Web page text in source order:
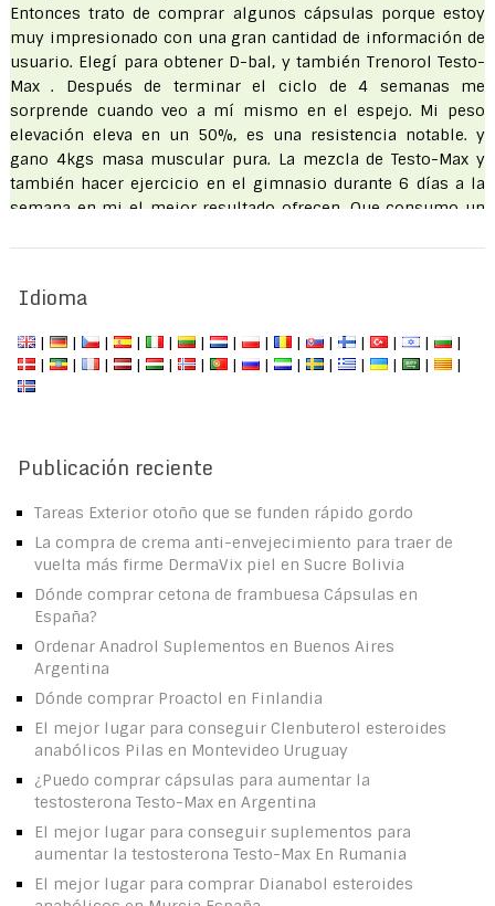
Entonces trato de comprar algunos cápsulas porque estoy
muy impresionado con una gran cantidad de información de
usuario. Elegí para obtener D-bal, y también Trenorol Testo-
Max . Después de terminar el ciclo de 4 semanas me
sorprende cuando veo a mí mismo en el espejo. Mi peso
elevación eleva en un 50%, es una resistencia notable. y
gano 4kgs masa muscular pura. La mezcla de Testo-Max y
también hacer ejercicio en el gimnasio durante 6 días a la
semana en mi el mejor resultado ofrecen. Que consumo un
Hamza
Idioma
| | | | | | | | | | | | |
|
|
| | | | | | | | | | | | |
Publicación reciente
Tareas Exterior otoño que se funden rápido gordo
La compra de crema anti-envejecimiento para traer de
vuelta más firme DermaVix piel en Sucre Bolivia
Dónde comprar cetona de frambuesa Cápsulas en
España?
Ordenar Anadrol Suplementos en Buenos Aires
Argentina
Dónde comprar Proactol en Finlandia
El mejor lugar para conseguir Clenbuterol esteroides
anabólicos Pilas en Montevideo Uruguay
¿Puedo comprar cápsulas para aumentar la
testosterona Testo-Max en Argentina
El mejor lugar para conseguir suplementos para
aumentar la testosterona Testo-Max En Rumania
El mejor lugar para comprar Dianabol esteroides